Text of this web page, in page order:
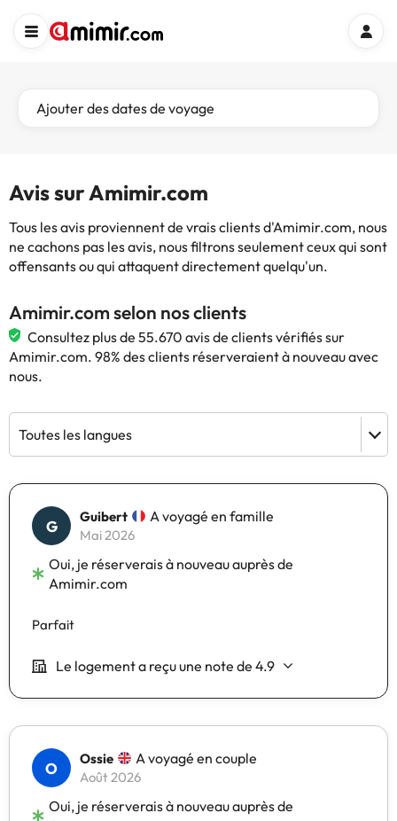
Ajouter des dates de voyage
Avis sur Amimir.com
Tous les avis proviennent de vrais clients d'Amimir.com, nous
ne cachons pas les avis, nous filtrons seulement ceux qui sont
offensants ou qui attaquent directement quelqu'un.
Amimir.com selon nos clients
Consultez plus de 55.670 avis de clients vérifiés sur
Amimir.com. 98% des clients réserveraient à nouveau avec
nous.